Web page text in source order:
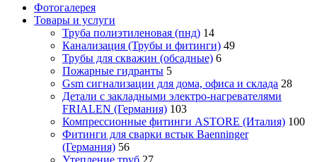
Фотогалерея
Товары и услуги
Труба полиэтиленовая (пнд) 14
Канализация (Трубы и фитинги) 49
Трубы для скважин (обсадные) 6
Пожарные гидранты 5
Gsm сигнализации для дома, офиса и склада 28
Детали с закладными электро-нагревателями
FRIALEN (Германия) 103
Компрессионные фитинги ASTORE (Италия) 100
Фитинги для сварки встык Baenninger
(Германия) 56
Утепление труб 27